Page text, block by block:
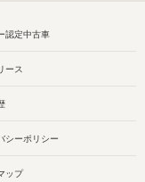
認定中古車
ース
シーポリシー
ップ